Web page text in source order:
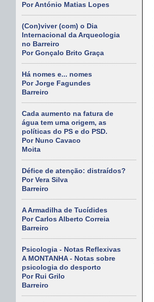
Por António Matias Lopes
(Con)viver (com) o Dia
Internacional da Arqueologia
no Barreiro
Por Gonçalo Brito Graça
Há nomes e... nomes
Por Jorge Fagundes
Barreiro
Cada aumento na fatura de
água tem uma origem, as
políticas do PS e do PSD.
Por Nuno Cavaco
Moita
Défice de atenção: distraídos?
Por Vera Silva
Barreiro
A Armadilha de Tucídides
Por Carlos Alberto Correia
Barreiro
Psicologia - Notas Reflexivas
A MONTANHA - Notas sobre
psicologia do desporto
Por Rui Grilo
Barreiro